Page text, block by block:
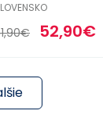
52,90€